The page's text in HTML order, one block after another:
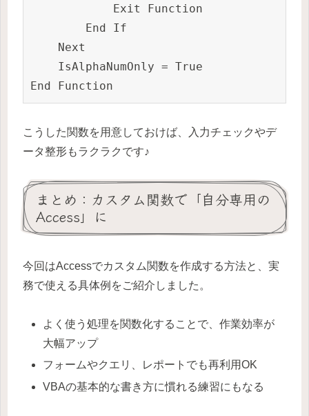
            Exit Function
        End If
    Next
    IsAlphaNumOnly = True
こうした関数を用意しておけば、入力チェックやデ
ータ整形もラクラクです♪
まとめ：カスタム関数で「自分専用の
Access」に
今回はAccessでカスタム関数を作成する方法と、実
務で使える具体例をご紹介しました。
よく使う処理を関数化することで、作業効率が
大幅アップ
フォームやクエリ、レポートでも再利用OK
VBAの基本的な書き方に慣れる練習にもなる